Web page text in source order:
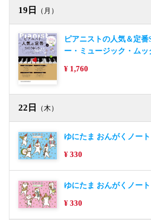
19日 （月）
ピアニストの人気＆定番
ー・ミュージック・ムッ
¥ 1,760
22日 （木）
ゆにたま おんがくノート
¥ 330
ゆにたま おんがくノート
¥ 330